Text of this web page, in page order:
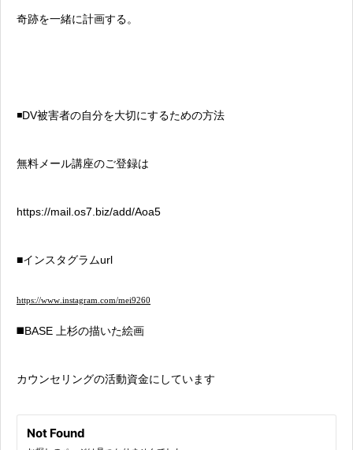
奇跡を一緒に計画する。
◾️DV被害者の自分を大切にするための方法
無料メール講座のご登録は
https://mail.os7.biz/add/Aoa5
■インスタグラムurl
https://www.instagram.com/mei9260
◼️BASE 上杉の描いた絵画
カウンセリングの活動資金にしています